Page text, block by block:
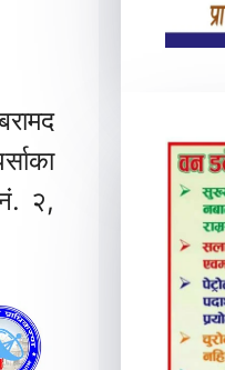
२,